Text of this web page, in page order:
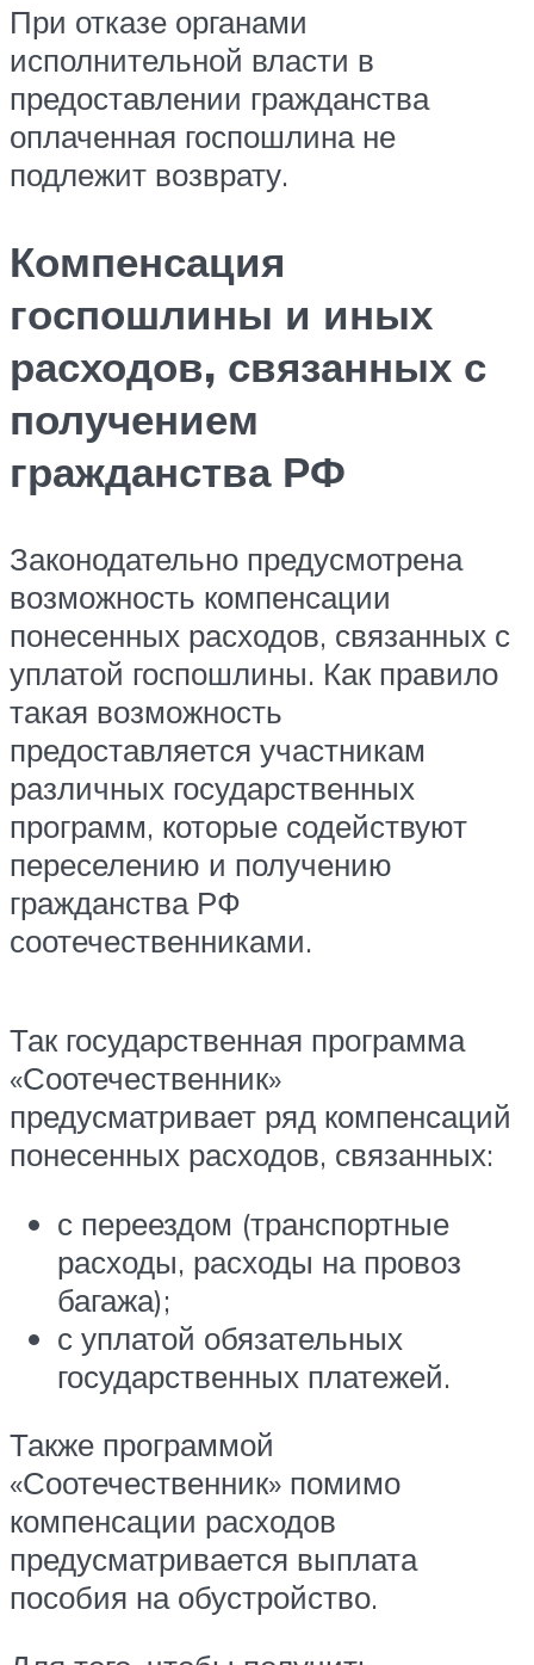
При отказе органами
исполнительной власти в
предоставлении гражданства
оплаченная госпошлина не
подлежит возврату.
Компенсация
госпошлины и иных
расходов, связанных с
получением
гражданства РФ
Законодательно предусмотрена
возможность компенсации
понесенных расходов, связанных с
уплатой госпошлины. Как правило
такая возможность
предоставляется участникам
различных государственных
программ, которые содействуют
переселению и получению
гражданства РФ
соотечественниками.
Так государственная программа
«Соотечественник»
предусматривает ряд компенсаций
понесенных расходов, связанных:
с переездом (транспортные
расходы, расходы на провоз
багажа);
с уплатой обязательных
государственных платежей.
Также программой
«Соотечественник» помимо
компенсации расходов
предусматривается выплата
пособия на обустройство.